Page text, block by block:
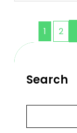
1 2
Search
a